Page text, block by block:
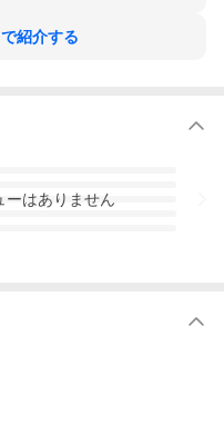
紹介する
ーはありません